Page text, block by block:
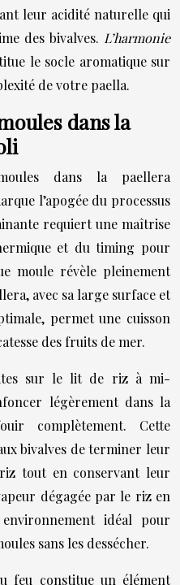
leur acidité naturelle qui
des bivalves. L’harmonie
le socle aromatique sur
de votre paella.
dans la
dans la paellera
l’apogée du processus
requiert une maîtrise
et du timing pour
moule révèle pleinement
avec sa large surface et
permet une cuisson
des fruits de mer.
sur le lit de riz à mi-
légèrement dans la
complètement. Cette
bivalves de terminer leur
tout en conservant leur
dégagée par le riz en
idéal pour
sans les dessécher.
feu constitue un élément